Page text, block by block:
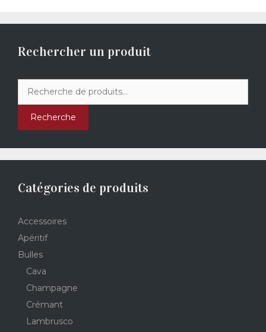
Rechercher un produit
pour :
Recherche
Catégories de produits
Accessoires
Apéritif
Bulles
Cava
Champagne
Crémant
Lambrusco